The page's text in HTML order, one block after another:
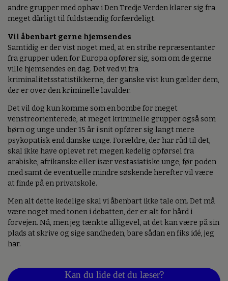
andre grupper med ophav i Den Tredje Verden klarer sig fra
meget dårligt til fuldstændig forfærdeligt.
Vil åbenbart gerne hjemsendes
Samtidig er der vist noget med, at en stribe repræsentanter
fra grupper uden for Europa opfører sig, som om de gerne
ville hjemsendes en dag. Det ved vi fra
kriminalitetsstatistikkerne, der ganske vist kun gælder dem,
der er over den kriminelle lavalder.
Det vil dog kun komme som en bombe for meget
venstreorienterede, at meget kriminelle grupper også som
børn og unge under 15 år i snit opfører sig langt mere
psykopatisk end danske unge. Forældre, der har råd til det,
skal ikke have oplevet ret megen kedelig opførsel fra
arabiske, afrikanske eller især vestasiatiske unge, før poden
med samt de eventuelle mindre søskende herefter vil være
at finde på en privatskole.
Men alt dette kedelige skal vi åbenbart ikke tale om. Det må
være noget med tonen i debatten, der er alt for hård i
forvejen. Nå, men jeg tænkte alligevel, at det kan være på sin
plads at skrive og sige sandheden, bare sådan en fiks idé, jeg
har.
Kan du lide det du læser?